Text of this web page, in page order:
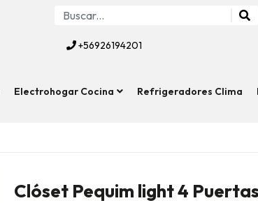
+56926194201
Electrohogar Cocina Refrigeradores Clima
Clóset Pequim light 4